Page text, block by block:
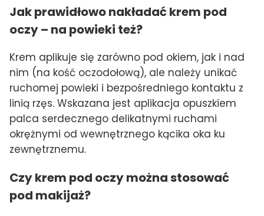
Jak prawidłowo nakładać krem pod
oczy – na powieki też?
Krem aplikuje się zarówno pod okiem, jak i nad
nim (na kość oczodołową), ale należy unikać
ruchomej powieki i bezpośredniego kontaktu z
linią rzęs. Wskazana jest aplikacja opuszkiem
palca serdecznego delikatnymi ruchami
okrężnymi od wewnętrznego kącika oka ku
zewnętrznemu.
Czy krem pod oczy można stosować
pod makijaż?